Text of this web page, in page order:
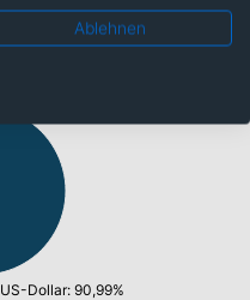
US-Dollar: 90,99%
Ablehnen